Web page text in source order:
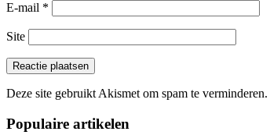
E-mail *
Site
Deze site gebruikt Akismet om spam te verminderen.
Populaire artikelen